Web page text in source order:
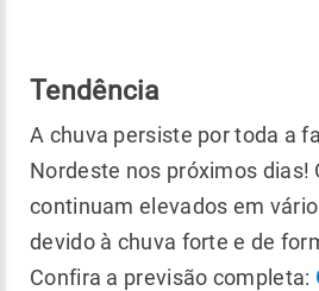
Tendência
A chuva persiste por toda a
Nordeste nos próximos dias!
continuam elevados em
devido à chuva forte e de
Confira a previsão completa: